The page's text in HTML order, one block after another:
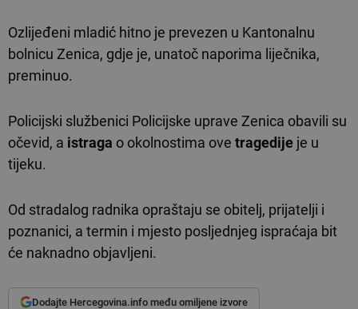
Ozlijeđeni mladić hitno je prevezen u Kantonalnu
bolnicu Zenica, gdje je, unatoč naporima liječnika,
preminuo.
Policijski službenici Policijske uprave Zenica obavili su
očevid, a istraga o okolnostima ove tragedije je u
tijeku.
Od stradalog radnika opraštaju se obitelj, prijatelji i
poznanici, a termin i mjesto posljednjeg ispraćaja bit
će naknadno objavljeni.
Dodajte Hercegovina.info među omiljene izvore